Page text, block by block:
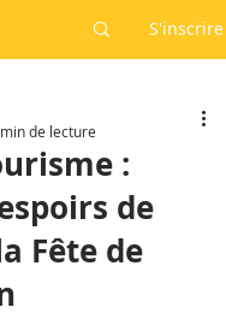
S'inscrire
:
de
Fête de
de lecture